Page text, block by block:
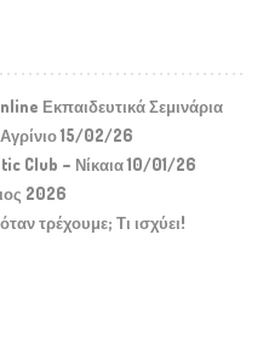
Εκπαιδευτικά Σεμινάρια
15/02/26
Club – Νίκαια 10/01/26
2026
τρέχουμε; Τι ισχύει!